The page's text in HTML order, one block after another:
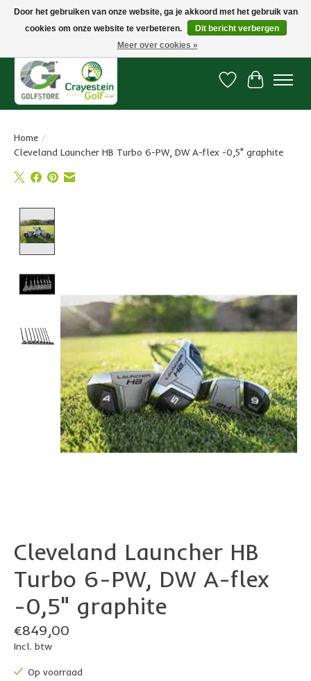
Snelle levering, gratis vanaf € 100. Onze oncourse Golfshop in Dordrecht is
Verlanglijst
Home /
Cleveland Launcher HB Turbo 6-PW, DW A-flex -0,5" graphite
Cleveland Launcher HB
Turbo 6-PW, DW A-flex
-0,5" graphite
€849,00
Incl. btw
Op voorraad
Door het gebruiken van onze website, ga je akkoord met het gebruik van
cookies om onze website te verbeteren.
Dit bericht verbergen
Meer over cookies »